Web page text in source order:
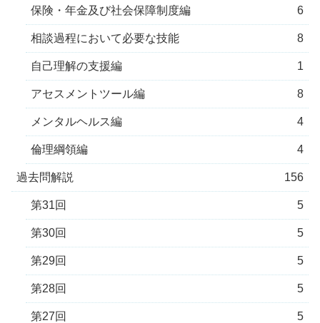
保険・年金及び社会保障制度編 6
相談過程において必要な技能 8
自己理解の支援編 1
アセスメントツール編 8
メンタルヘルス編 4
倫理綱領編 4
過去問解説 156
第31回 5
第30回 5
第29回 5
第28回 5
第27回 5